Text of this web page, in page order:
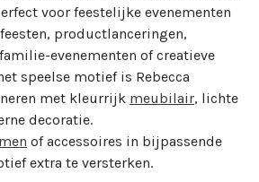
voor feestelijke evenementen
productlanceringen,
evenementen of creatieve
speelse motief is Rebecca
met kleurrijk meubilair, lichte
decoratie.
of accessoires in bijpassende
extra te versterken.